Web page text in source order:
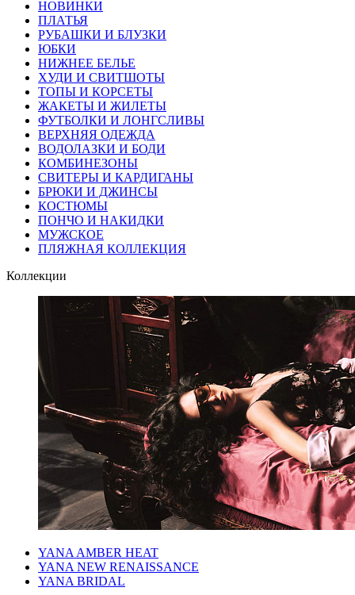
НОВИНКИ
ПЛАТЬЯ
РУБАШКИ И БЛУЗКИ
ЮБКИ
НИЖНЕЕ БЕЛЬЕ
ХУДИ И СВИТШОТЫ
ТОПЫ И КОРСЕТЫ
ЖАКЕТЫ И ЖИЛЕТЫ
ФУТБОЛКИ И ЛОНГСЛИВЫ
ВЕРХНЯЯ ОДЕЖДА
ВОДОЛАЗКИ И БОДИ
КОМБИНЕЗОНЫ
СВИТЕРЫ И КАРДИГАНЫ
БРЮКИ И ДЖИНСЫ
КОСТЮМЫ
ПОНЧО И НАКИДКИ
МУЖСКОЕ
ПЛЯЖНАЯ КОЛЛЕКЦИЯ
Коллекции
YANA AMBER HEAT
YANA NEW RENAISSANCE
YANA BRIDAL